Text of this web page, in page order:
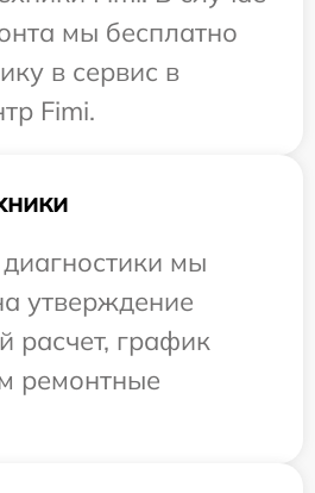
мы бесплатно
в сервис в
Fimi.
мы
утверждение
расчет, график
ремонтные